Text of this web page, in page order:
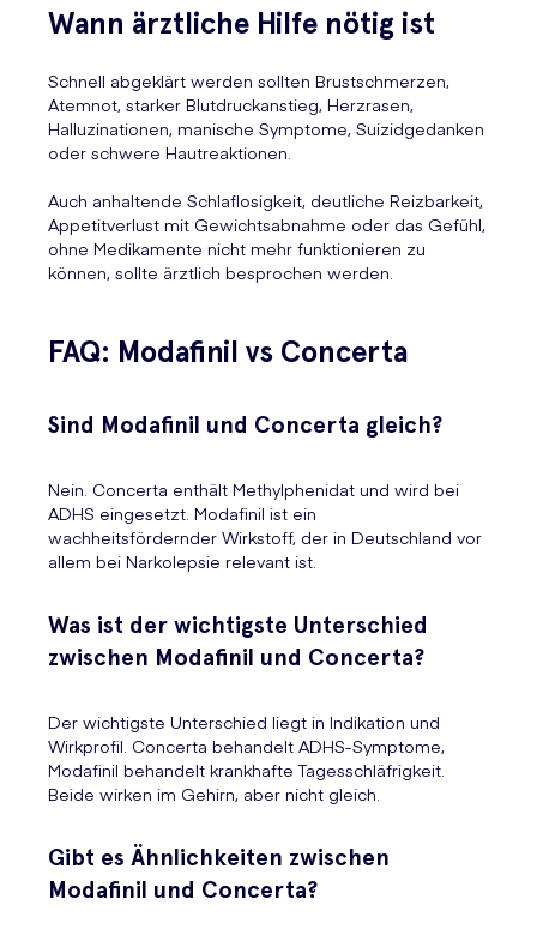
Wann ärztliche Hilfe nötig ist
Schnell abgeklärt werden sollten Brustschmerzen,
Atemnot, starker Blutdruckanstieg, Herzrasen,
Halluzinationen, manische Symptome, Suizidgedanken
oder schwere Hautreaktionen.
Auch anhaltende Schlaflosigkeit, deutliche Reizbarkeit,
Appetitverlust mit Gewichtsabnahme oder das Gefühl,
ohne Medikamente nicht mehr funktionieren zu
können, sollte ärztlich besprochen werden.
FAQ: Modafinil vs Concerta
Sind Modafinil und Concerta gleich?
Nein. Concerta enthält Methylphenidat und wird bei
ADHS eingesetzt. Modafinil ist ein
wachheitsfördernder Wirkstoff, der in Deutschland vor
allem bei Narkolepsie relevant ist.
Was ist der wichtigste Unterschied
zwischen Modafinil und Concerta?
Der wichtigste Unterschied liegt in Indikation und
Wirkprofil. Concerta behandelt ADHS-Symptome,
Modafinil behandelt krankhafte Tagesschläfrigkeit.
Beide wirken im Gehirn, aber nicht gleich.
Gibt es Ähnlichkeiten zwischen
Modafinil und Concerta?